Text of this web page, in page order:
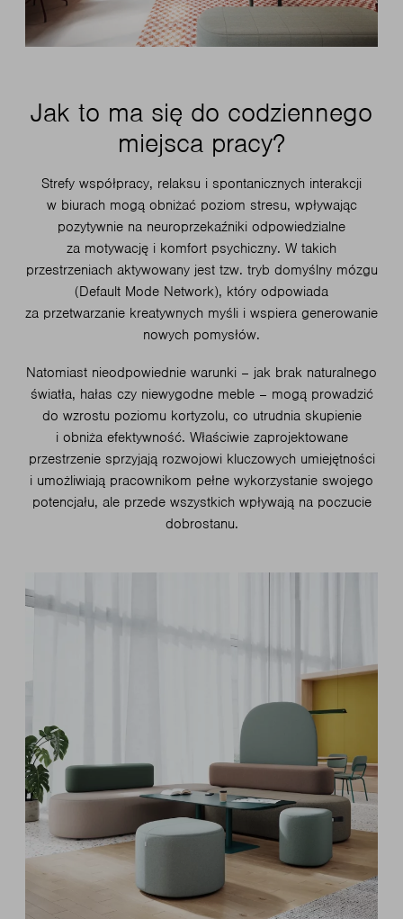
Jak to ma się do codziennego
miejsca pracy?
Strefy współpracy, relaksu i spontanicznych interakcji
w biurach mogą obniżać poziom stresu, wpływając
pozytywnie na neuroprzekaźniki odpowiedzialne
za motywację i komfort psychiczny. W takich
przestrzeniach aktywowany jest tzw. tryb domyślny mózgu
(Default Mode Network), który odpowiada
za przetwarzanie kreatywnych myśli i wspiera generowanie
nowych pomysłów.
Natomiast nieodpowiednie warunki – jak brak naturalnego
światła, hałas czy niewygodne meble – mogą prowadzić
do wzrostu poziomu kortyzolu, co utrudnia skupienie
i obniża efektywność. Właściwie zaprojektowane
przestrzenie sprzyjają rozwojowi kluczowych umiejętności
i umożliwiają pracownikom pełne wykorzystanie swojego
potencjału, ale przede wszystkich wpływają na poczucie
dobrostanu.